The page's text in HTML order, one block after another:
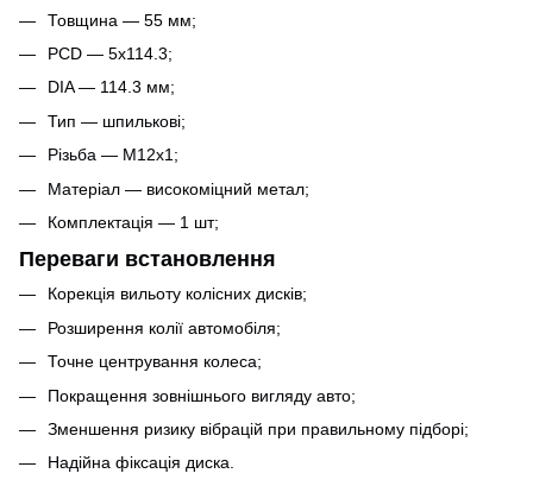
Товщина — 55 мм;
PCD — 5x114.3;
DIA — 114.3 мм;
Тип — шпилькові;
Різьба — M12x1;
Матеріал — високоміцний метал;
Комплектація — 1 шт;
Переваги встановлення
Корекція вильоту колісних дисків;
Розширення колії автомобіля;
Точне центрування колеса;
Покращення зовнішнього вигляду авто;
Зменшення ризику вібрацій при правильному підборі;
Надійна фіксація диска.